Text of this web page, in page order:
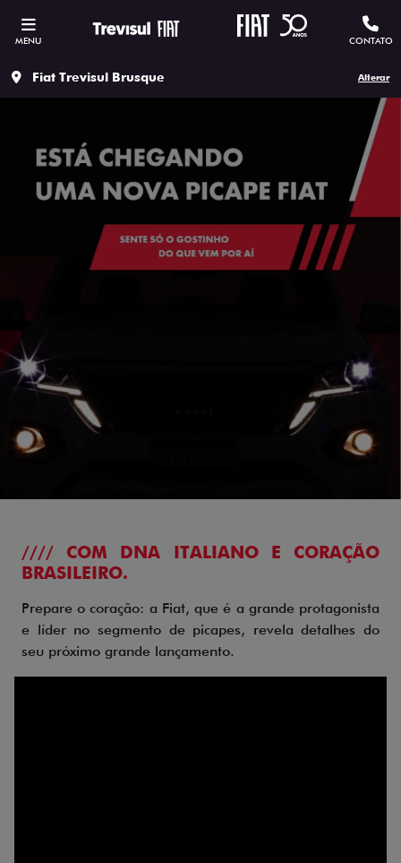
MENU CONTATO
Fiat Trevisul Brusque Alterar
//// COM DNA ITALIANO E CORAÇÃO
BRASILEIRO.
Prepare o coração: a Fiat, que é a grande protagonista
e líder no segmento de picapes, revela detalhes do
seu próximo grande lançamento.